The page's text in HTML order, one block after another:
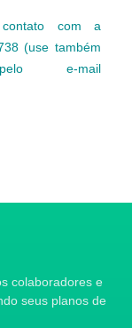
com a
(use também
e-mail
colaboradores e
seus planos de